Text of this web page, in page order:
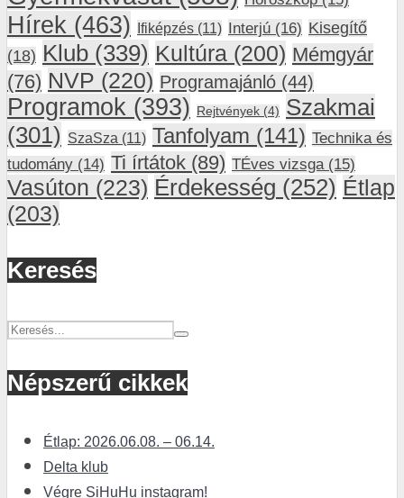
Hírek (463) Ifiképzés (11) Interjú (16) Kisegítő
(18) Klub (339) Kultúra (200) Mémgyár
(76) NVP (220) Programajánló (44)
Programok (393) Rejtvények (4) Szakmai
(301) SzaSza (11) Tanfolyam (141) Technika és
tudomány (14) Ti írtátok (89) TÉves vizsga (15)
Vasúton (223) Érdekesség (252) Étlap
(203)
Keresés
Népszerű cikkek
Étlap: 2026.06.08. – 06.14.
Delta klub
Végre SiHuHu instagram!